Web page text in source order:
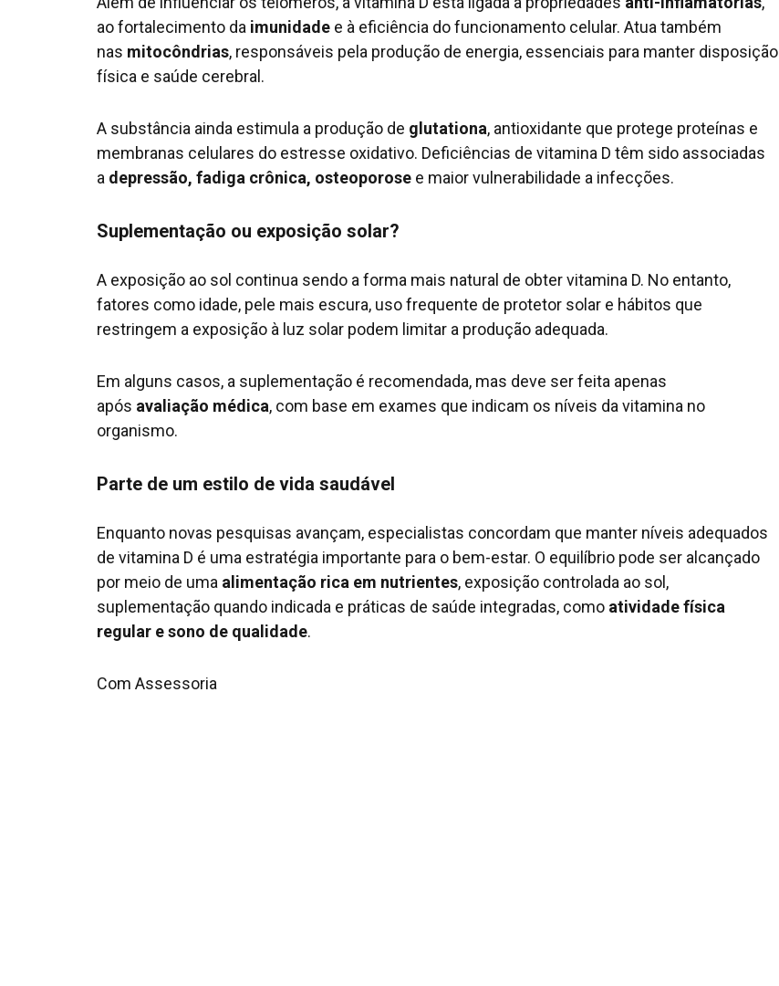
ao fortalecimento da imunidade e à eficiência do funcionamento celular. Atua também
nas mitocôndrias, responsáveis pela produção de energia, essenciais para manter disposição
física e saúde cerebral.
A substância ainda estimula a produção de glutationa, antioxidante que protege proteínas e
membranas celulares do estresse oxidativo. Deficiências de vitamina D têm sido associadas
a depressão, fadiga crônica, osteoporose e maior vulnerabilidade a infecções.
Suplementação ou exposição solar?
A exposição ao sol continua sendo a forma mais natural de obter vitamina D. No entanto,
fatores como idade, pele mais escura, uso frequente de protetor solar e hábitos que
restringem a exposição à luz solar podem limitar a produção adequada.
Em alguns casos, a suplementação é recomendada, mas deve ser feita apenas
após avaliação médica, com base em exames que indicam os níveis da vitamina no
organismo.
Parte de um estilo de vida saudável
Enquanto novas pesquisas avançam, especialistas concordam que manter níveis adequados
de vitamina D é uma estratégia importante para o bem-estar. O equilíbrio pode ser alcançado
por meio de uma alimentação rica em nutrientes, exposição controlada ao sol,
suplementação quando indicada e práticas de saúde integradas, como atividade física
regular e sono de qualidade.
Com Assessoria